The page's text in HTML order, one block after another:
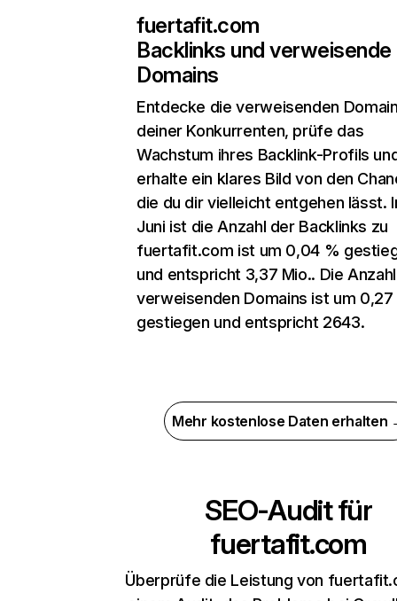
fuertafit.com
Backlinks und verweisende
Domains
Entdecke die verweisenden
deiner Konkurrenten, prüfe das
Wachstum ihres Backlink-Profils
erhalte ein klares Bild von den
die du dir vielleicht entgehen lässt.
Juni ist die Anzahl der Backlinks zu
fuertafit.com ist um 0,04 %
und entspricht 3,37 Mio.. Die
verweisenden Domains ist um 0,27
gestiegen und entspricht 2643.
Mehr kostenlose Daten erhalten
SEO-Audit für
fuertafit.com
Überprüfe die Leistung von